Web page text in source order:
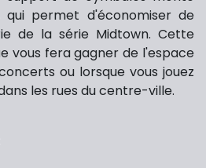
qui permet d'économiser de
de la série Midtown. Cette
vous fera gagner de l'espace
ou lorsque vous jouez
les rues du centre-ville.